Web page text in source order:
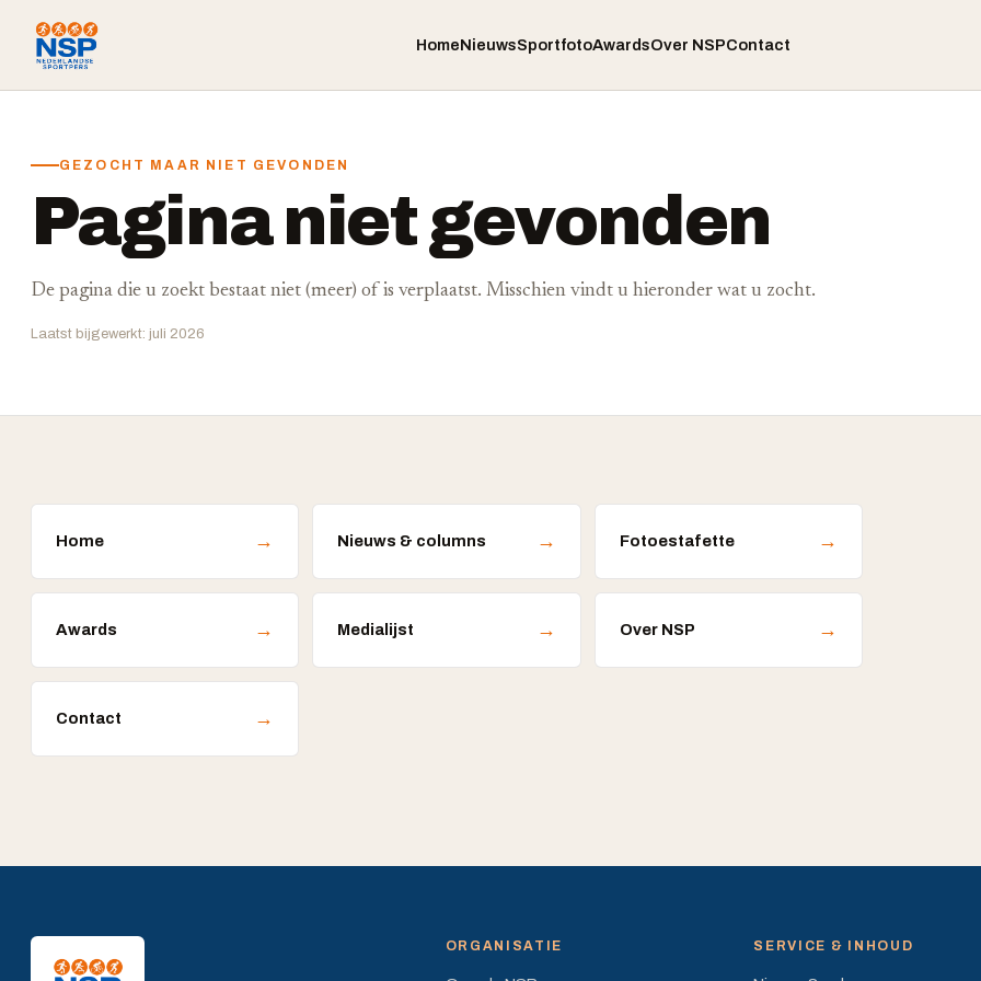
HomeNieuwsSportfotoAwardsOver NSPContact
GEZOCHT MAAR NIET GEVONDEN
Pagina niet gevonden
De pagina die u zoekt bestaat niet (meer) of is verplaatst. Misschien vindt u hieronder wat u zocht.
Laatst bijgewerkt: juli 2026
Home → Nieuws & columns → Fotoestafette →
Awards → Medialijst → Over NSP →
Contact →
ORGANISATIE SERVICE & INHOUD